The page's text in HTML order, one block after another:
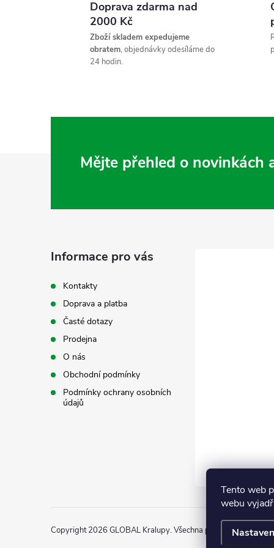
Tento web
webu
l
Doprava zdarma nad
2000 Kč
Zboží skladem expedujeme
obratem, objednávky odesíláme do
24 hodin.
Mějte přehled o novinkách
Informace pro vás
Kontakty
Doprava a platba
Časté dotazy
Prodejna
O nás
Obchodní podmínky
Podmínky ochrany osobních
údajů
Copyright 2026 GLOBAL Kralupy. Všechna práva vyhrazena.